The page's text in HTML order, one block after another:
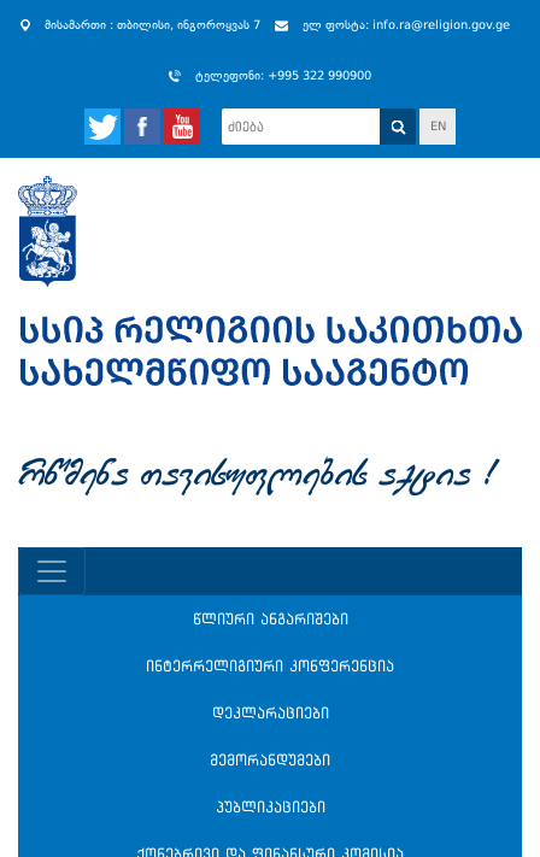
მისამართი : თბილისი, ინგოროყვას 7 ელ ფოსტა: info.ra@religion.gov.ge
ტელეფონი: +995 322 990900
EN
rwmena Tavisuflebis aqtia !
წლიური ანგარიშები
ინტერრელიგიური კონფერენცია
დეკლარაციები
მემორანდუმები
პუბლიკაციები
ქონებრივი და ფინანსური კომისია